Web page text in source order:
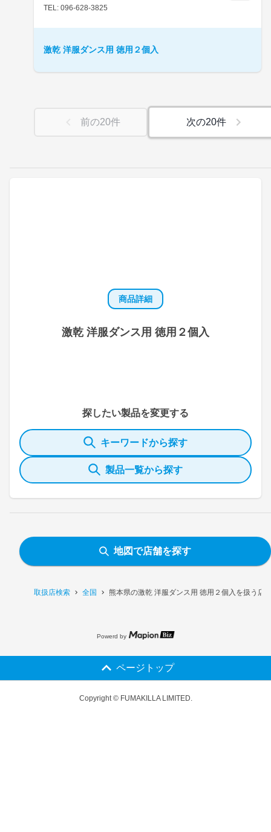
取扱店検索 全国 熊本県の激乾 洋服ダンス用 徳用２個入を扱う店
商品詳細
激乾 洋服ダンス用 徳用２個入
探したい製品を変更する
キーワードから探す
製品一覧から探す
TEL: 096-628-3825
激乾 洋服ダンス用 徳用２個入
前の20件 次の20件
地図で店舗を探す
Powerd by
ページトップ
Copyright © FUMAKILLA LIMITED.